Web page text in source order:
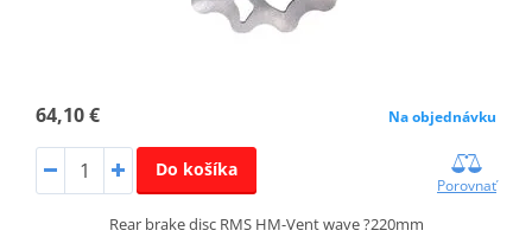
64,10 € Na objednávku
Do košíka
Porovnať
Rear brake disc RMS HM-Vent wave ?220mm